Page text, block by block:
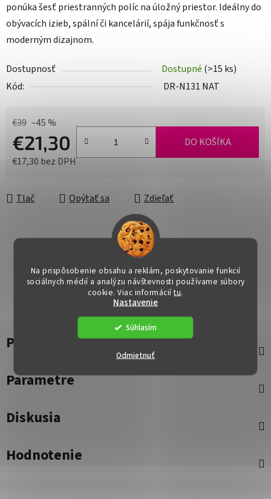
Na prispôsobenie obsahu a reklám, poskytovanie funkcií
sociálnych médií a analýzu návštevnosti používame súbory
cookie. Viac informáciítu.
Nastavenie
Odmietnuť
Súhlasím
ponúka šesť priestranných políc na úložný priestor. Ideálny do
obývacích izieb, spální či kancelárií, spája funkčnosť s
moderným dizajnom.
Dostupnosť Dostupné (>15 ks)
Kód:
DR-N131 NAT
€39 –45 %
€21,30
€17,30 bez DPH
DO KOŠÍKA
Tlač Opýtať sa Zdieľať
Popis
Parametre
Diskusia
Hodnotenie